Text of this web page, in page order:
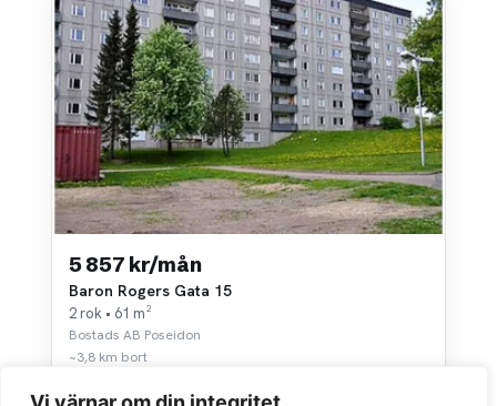
5 857 kr/mån
Baron Rogers Gata 15
2 rok • 61 m²
Bostads AB Poseidon
~3,8 km bort